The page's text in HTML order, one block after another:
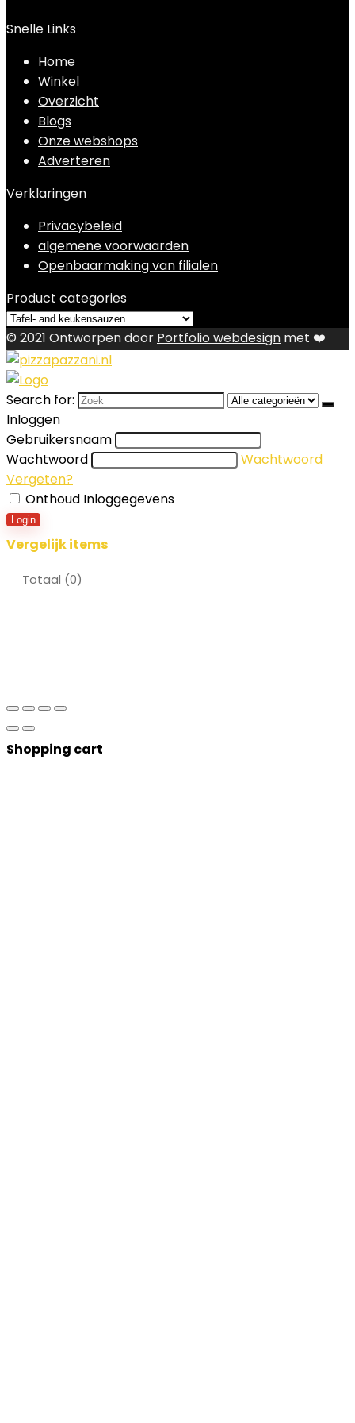
Snelle Links
Home
Winkel
Overzicht
Blogs
Onze webshops
Adverteren
Verklaringen
Privacybeleid
algemene voorwaarden
Openbaarmaking van filialen
Product categories
© 2021 Ontworpen door Portfolio webdesign met ❤️
Search for:
Inloggen
Gebruikersnaam
Wachtwoord
Wachtwoord
Vergeten?
Onthoud Inloggegevens
Login
Vergelijk items
Totaal (0)
Shopping cart